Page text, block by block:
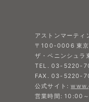
アストンマーティ
〒100-0006 東京
ザ・ペニンシュラ
TEL. 03-5220-
FAX. 03-5220-
公式サイト:
営業時間: 10:00